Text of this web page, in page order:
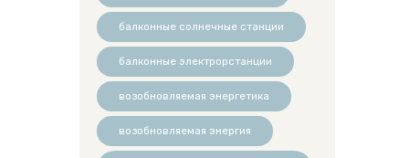
балконные солнечные станции
балконные электрорстанции
возобновляемая энергетика
возобновляемая энергия